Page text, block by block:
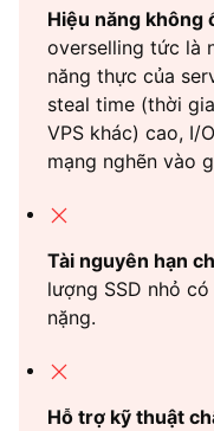
Hiệu năng không
overselling tức là
năng thực của
steal time (thời
VPS khác) cao, I/
mạng nghẽn vào
Tài nguyên hạn
lượng SSD nhỏ
nặng.
Hỗ trợ kỹ thuật